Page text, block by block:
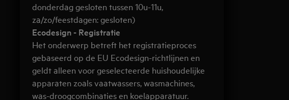
donderdag gesloten tussen 10u-11u,
za/zo/feestdagen: gesloten)
Ecodesign - Registratie
Het onderwerp betreft het registratieproces
gebaseerd op de EU Ecodesign-richtlijnen en
geldt alleen voor geselecteerde huishoudelijke
apparaten zoals vaatwassers, wasmachines,
was-droogcombinaties en koelapparatuur.